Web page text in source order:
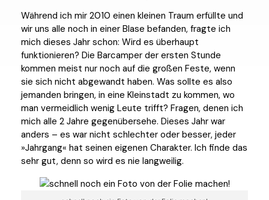
Während ich mir 2010 einen kleinen Traum erfüllte und
wir uns alle noch in einer Blase befanden, fragte ich
mich dieses Jahr schon: Wird es überhaupt
funktionieren? Die Barcamper der ersten Stunde
kommen meist nur noch auf die großen Feste, wenn
sie sich nicht abgewandt haben. Was sollte es also
jemanden bringen, in eine Kleinstadt zu kommen, wo
man vermeidlich wenig Leute trifft? Fragen, denen ich
mich alle 2 Jahre gegenübersehe. Dieses Jahr war
anders – es war nicht schlechter oder besser, jeder
»Jahrgang« hat seinen eigenen Charakter. Ich finde das
sehr gut, denn so wird es nie langweilig.